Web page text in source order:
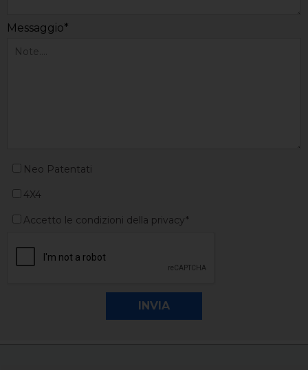
Messaggio*
Neo Patentati
4X4
Accetto le condizioni della privacy*